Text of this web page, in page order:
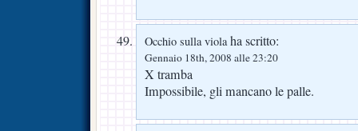
Occhio sulla violaha scritto:
Gennaio 18th, 2008 alle 23:20
X tramba
Impossibile, gli mancano le palle.